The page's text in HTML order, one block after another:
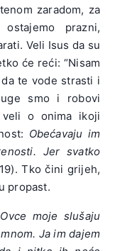
zaradom, za
ostajemo prazni,
Veli Isus da su
će reći: “Nisam
te vode strasti i
smo i robovi
o onima ikoji
Obećavaju im
Jer svatko
Tko čini grijeh,
propast.
Ovce moje slušaju
Ja im dajem